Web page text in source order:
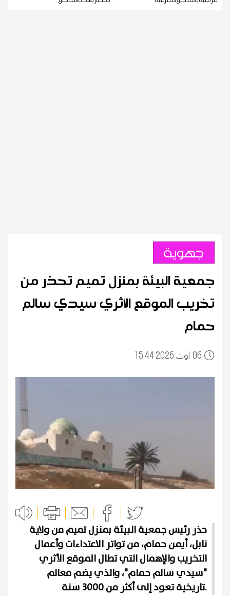
جهوية
جمعية البيئة بمنزل تميم تحذر من
تخريب الموقع الأثري سيدي سالم
حمام
0615:44 2026 أوت
حذر رئيس جمعية البيئة بمنزل تميم من ولاية
نابل، أيمن حمام، من تواتر الاعتداءات وأعمال
التخريب والإهمال التي تطال الموقع الأثري
"سيدي سالم حمام"، والذي يضم معالم
تاريخية تعود إلى أكثر من 3000 سنة.